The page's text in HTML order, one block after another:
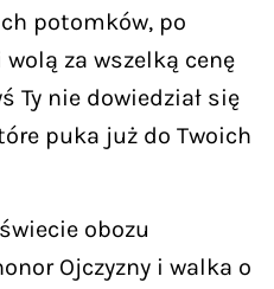
potomków, po
za wszelką cenę
Ty nie dowiedział się
puka już do Twoich
obozu
Ojczyzny i walka o